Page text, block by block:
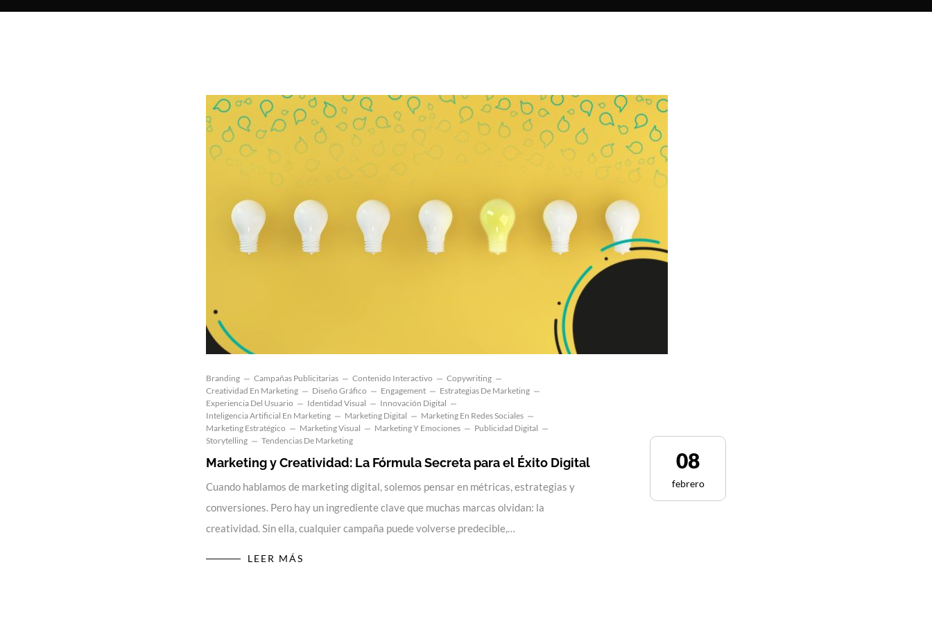
Branding Campañas Publicitarias Contenido Interactivo
Copywriting
Creatividad En Marketing
Diseño Gráfico Engagement
Estrategias De Marketing
Experiencia Del Usuario
Identidad Visual
Innovación Digital
Inteligencia Artificial En Marketing
Marketing Digital
Marketing En Redes Sociales
Marketing Estratégico
Marketing Visual Marketing Y Emociones
Publicidad Digital
Storytelling
Tendencias De Marketing
Marketing y Creatividad: La Fórmula Secreta para el Éxito Digital
Cuando hablamos de marketing digital, solemos pensar en métricas, estrategias y
conversiones. Pero hay un ingrediente clave que muchas marcas olvidan: la
creatividad. Sin ella, cualquier campaña puede volverse predecible,…
LEER MÁS
08
febrero